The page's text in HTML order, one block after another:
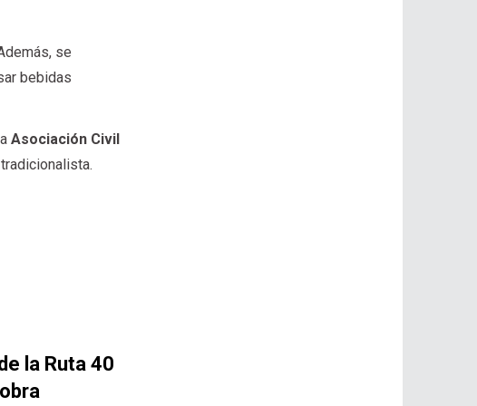
se
bebidas
Asociación Civil
la Ruta 40